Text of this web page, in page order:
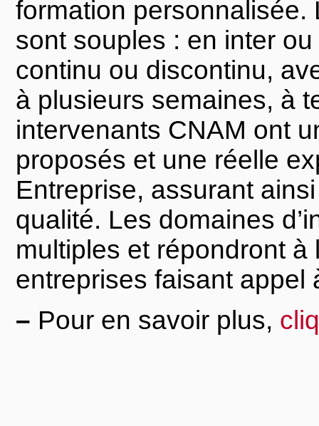
formation personnalisée.
sont souples : en inter
continu ou discontinu,
à plusieurs semaines, à
intervenants CNAM ont
proposés et une réelle
Entreprise, assurant
qualité. Les domaines
multiples et répondront
entreprises faisant appel
– Pour en savoir plus,